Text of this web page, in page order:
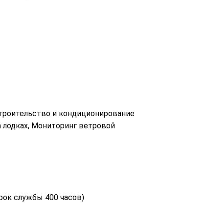
и кондиционирование
лодках, Мониторинг ветровой
службы 400 часов)